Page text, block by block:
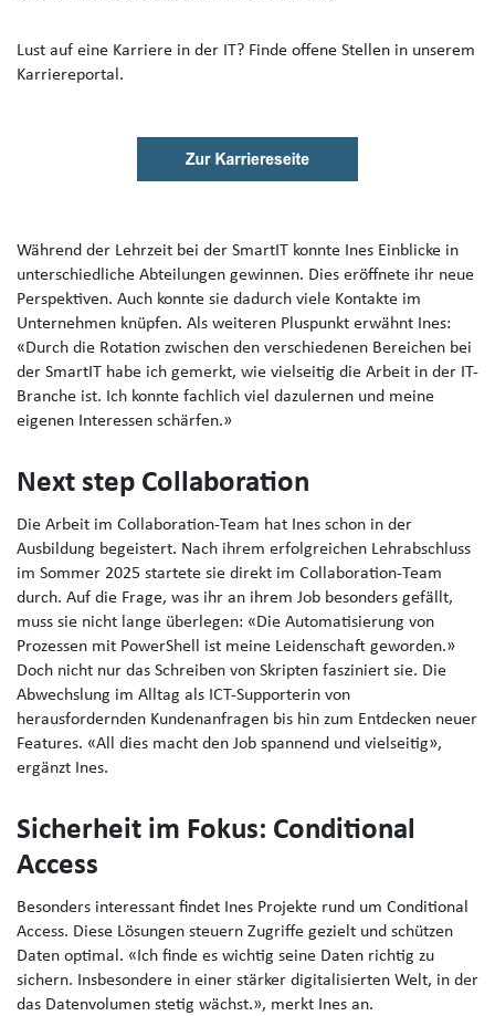
Lust auf eine Karriere in der IT? Finde offene Stellen in unserem
Karriereportal.
Während der Lehrzeit bei der SmartIT konnte Ines Einblicke in
unterschiedliche Abteilungen gewinnen. Dies eröffnete ihr neue
Perspektiven. Auch konnte sie dadurch viele Kontakte im
Unternehmen knüpfen. Als weiteren Pluspunkt erwähnt Ines:
«Durch die Rotation zwischen den verschiedenen Bereichen bei
der SmartIT habe ich gemerkt, wie vielseitig die Arbeit in der IT-
Branche ist. Ich konnte fachlich viel dazulernen und meine
eigenen Interessen schärfen.»
Next step Collaboration
Die Arbeit im Collaboration-Team hat Ines schon in der
Ausbildung begeistert. Nach ihrem erfolgreichen Lehrabschluss
im Sommer 2025 startete sie direkt im Collaboration-Team
durch. Auf die Frage, was ihr an ihrem Job besonders gefällt,
muss sie nicht lange überlegen: «Die Automatisierung von
Prozessen mit PowerShell ist meine Leidenschaft geworden.»
Doch nicht nur das Schreiben von Skripten fasziniert sie. Die
Abwechslung im Alltag als ICT-Supporterin von
herausfordernden Kundenanfragen bis hin zum Entdecken neuer
Features. «All dies macht den Job spannend und vielseitig»,
ergänzt Ines.
Sicherheit im Fokus: Conditional
Access
Besonders interessant findet Ines Projekte rund um Conditional
Access. Diese Lösungen steuern Zugriffe gezielt und schützen
Daten optimal. «Ich finde es wichtig seine Daten richtig zu
sichern. Insbesondere in einer stärker digitalisierten Welt, in der
das Datenvolumen stetig wächst.», merkt Ines an.